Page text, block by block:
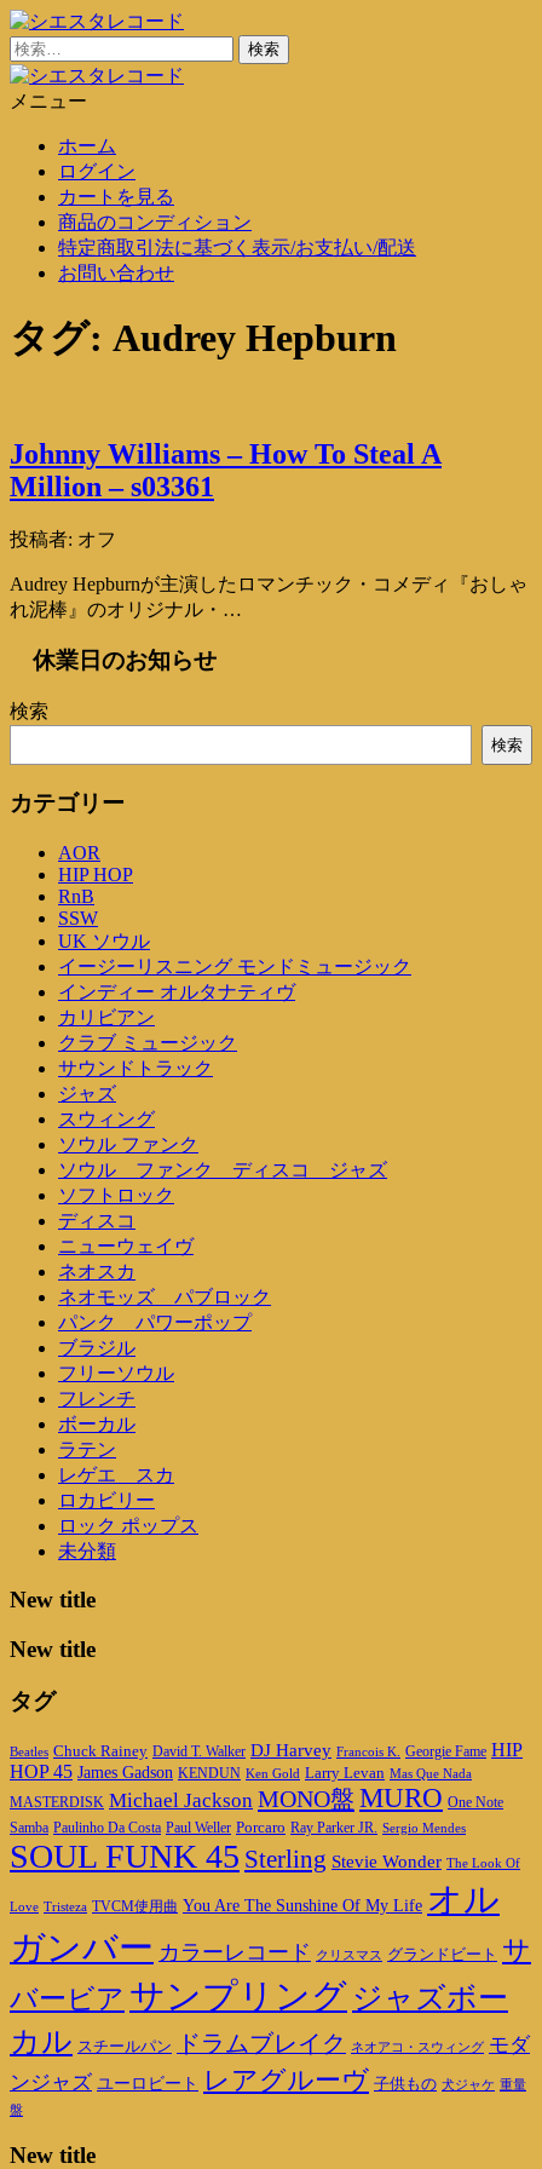
コ
ン
テ
ン
シエスタレコード
中古レコード通販
検
索:
メニュー
ホーム
ログイン
カートを見る
商品のコンディション
特定商取引法に基づく表示/お支払い/配送
お問い合わせ
タグ: Audrey Hepburn
Johnny Williams – How To Steal A
Million – s03361
投稿者: オフ
Audrey Hepburnが主演したロマンチック・コメディ『おしゃ
れ泥棒』のオリジナル・…
休業日のお知らせ
検索
検索
カテゴリー
AOR
HIP HOP
RnB
SSW
UK ソウル
イージーリスニング モンドミュージック
インディー オルタナティヴ
カリビアン
クラブ ミュージック
サウンドトラック
ジャズ
スウィング
ソウル ファンク
ソウル ファンク ディスコ ジャズ
ソフトロック
ディスコ
ニューウェイヴ
ネオスカ
ネオモッズ パブロック
パンク パワーポップ
ブラジル
フリーソウル
フレンチ
ボーカル
ラテン
レゲエ スカ
ロカビリー
ロック ポップス
未分類
New title
New title
タグ
Beatles Chuck Rainey David T. Walker DJ Harvey Francois K. Georgie Fame HIP
HOP 45 James Gadson KENDUN Ken Gold Larry Levan Mas Que Nada
MASTERDISK Michael Jackson MONO盤 MURO One Note
Samba Paulinho Da Costa Paul Weller Porcaro Ray Parker JR. Sergio Mendes
SOUL FUNK 45 Sterling Stevie Wonder The Look Of
Love Tristeza TVCM使用曲 You Are The Sunshine Of My Life オル
ガンバー カラーレコード クリスマス グランドビート サ
バービア サンプリング ジャズボー
カル スチールパン ドラムブレイク ネオアコ・スウィング モダ
ンジャズ ユーロビート レアグルーヴ 子供もの 犬ジャケ 重量
盤
New title